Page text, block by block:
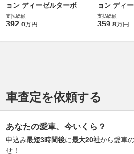
ョン ディーゼルターボ
支払総額
392.0万円
ョン ディ
支払総額
359.8万円
車査定を依頼する
あなたの愛車、今いくら？
申込み最短3時間後に最大20社から愛車
せ！